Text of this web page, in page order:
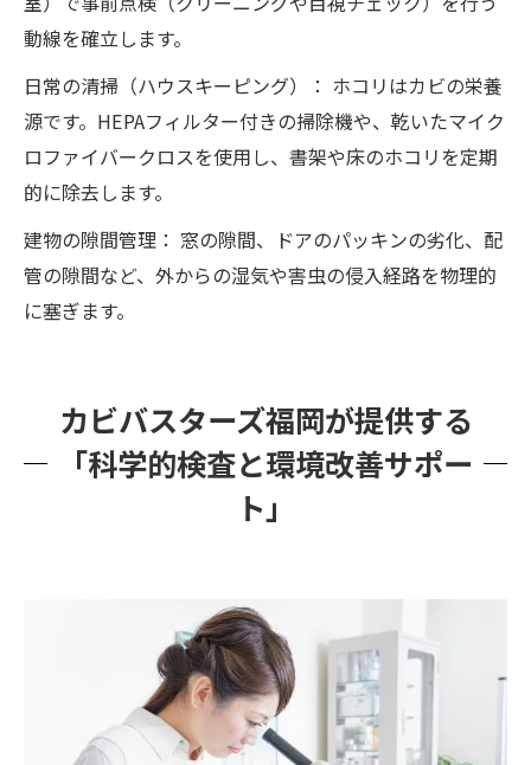
動線を確立します。
日常の清掃（ハウスキーピング）： ホコリはカビの栄養
源です。HEPAフィルター付きの掃除機や、乾いたマイク
ロファイバークロスを使用し、書架や床のホコリを定期
的に除去します。
建物の隙間管理： 窓の隙間、ドアのパッキンの劣化、配
管の隙間など、外からの湿気や害虫の侵入経路を物理的
に塞ぎます。
カビバスターズ福岡が提供する
「科学的検査と環境改善サポー
ト」